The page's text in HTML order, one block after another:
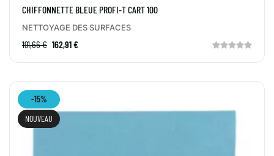
CHIFFONNETTE BLEUE PROFI-T CART 100
NETTOYAGE DES SURFACES
191,66 € 162,91 €
-15%
NOUVEAU